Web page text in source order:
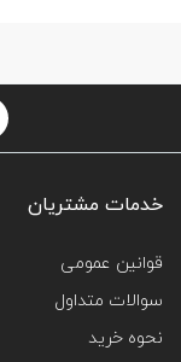
خدمات مشتریان
قوانین عمومی
سوالات متداول
نحوه خرید